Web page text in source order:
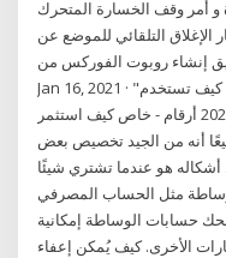
أمر وقف الخسارة المتحرك
الإغلاق التلقائي للموضع عن
Jan 16, 2021 · "يمكنك إلغاء الاشتراك في أي وقت" .. كيف تستخدم
الشركات نقاط ضعفك ضدك؟ 2021/01/16 أرقام - خاص كيف استثمر
أنه من الجيد تخصيص بعض
هو عندما تشتري شيئًا
مثل الحساب المصرفي
حسابات الوساطة إمكانية
الأخرى. كيف يُمكن إعفاء